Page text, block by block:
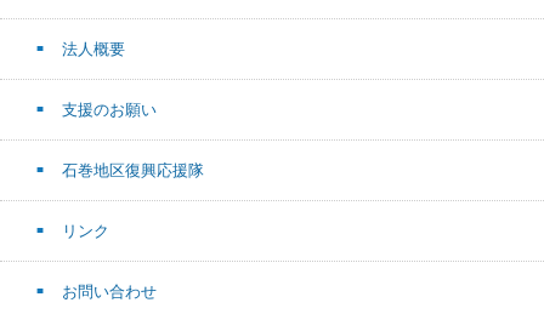
法人概要
支援のお願い
石巻地区復興応援隊
リンク
お問い合わせ